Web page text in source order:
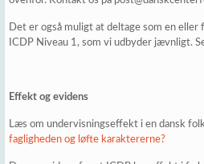
Det er også muligt at deltage som en eller
ICDP Niveau 1, som vi udbyder jævnligt.
Effekt og evidens
Læs om undervisningseffekt i en dansk
fagligheden og løfte karaktererne?